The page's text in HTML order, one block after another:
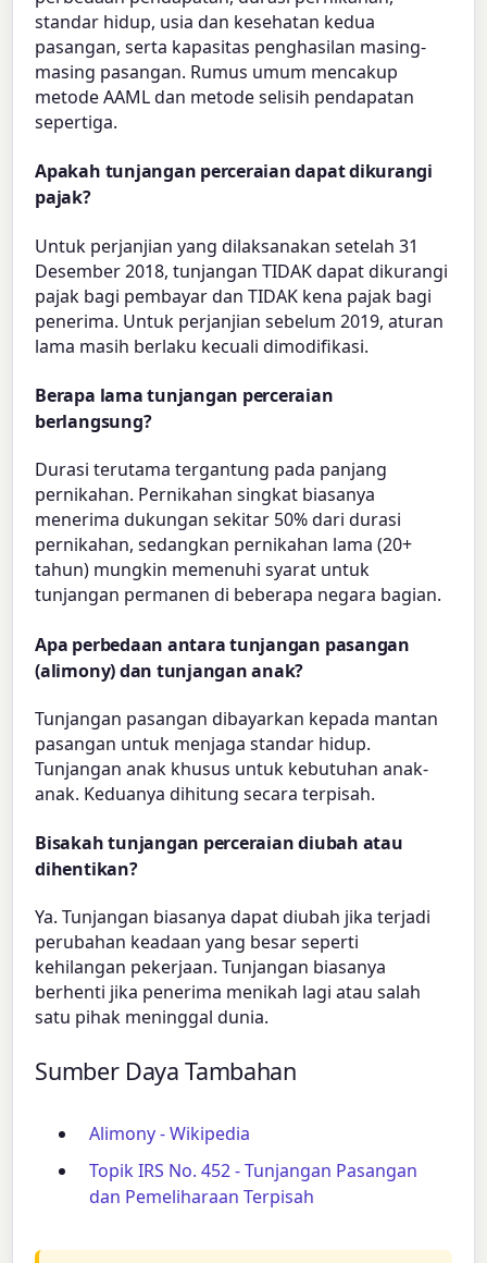
standar hidup, usia dan kesehatan kedua
pasangan, serta kapasitas penghasilan masing-
masing pasangan. Rumus umum mencakup
metode AAML dan metode selisih pendapatan
sepertiga.
Apakah tunjangan perceraian dapat dikurangi
pajak?
Untuk perjanjian yang dilaksanakan setelah 31
Desember 2018, tunjangan TIDAK dapat dikurangi
pajak bagi pembayar dan TIDAK kena pajak bagi
penerima. Untuk perjanjian sebelum 2019, aturan
lama masih berlaku kecuali dimodifikasi.
Berapa lama tunjangan perceraian
berlangsung?
Durasi terutama tergantung pada panjang
pernikahan. Pernikahan singkat biasanya
menerima dukungan sekitar 50% dari durasi
pernikahan, sedangkan pernikahan lama (20+
tahun) mungkin memenuhi syarat untuk
tunjangan permanen di beberapa negara bagian.
Apa perbedaan antara tunjangan pasangan
(alimony) dan tunjangan anak?
Tunjangan pasangan dibayarkan kepada mantan
pasangan untuk menjaga standar hidup.
Tunjangan anak khusus untuk kebutuhan anak-
anak. Keduanya dihitung secara terpisah.
Bisakah tunjangan perceraian diubah atau
dihentikan?
Ya. Tunjangan biasanya dapat diubah jika terjadi
perubahan keadaan yang besar seperti
kehilangan pekerjaan. Tunjangan biasanya
berhenti jika penerima menikah lagi atau salah
satu pihak meninggal dunia.
Sumber Daya Tambahan
Alimony - Wikipedia
Topik IRS No. 452 - Tunjangan Pasangan
dan Pemeliharaan Terpisah